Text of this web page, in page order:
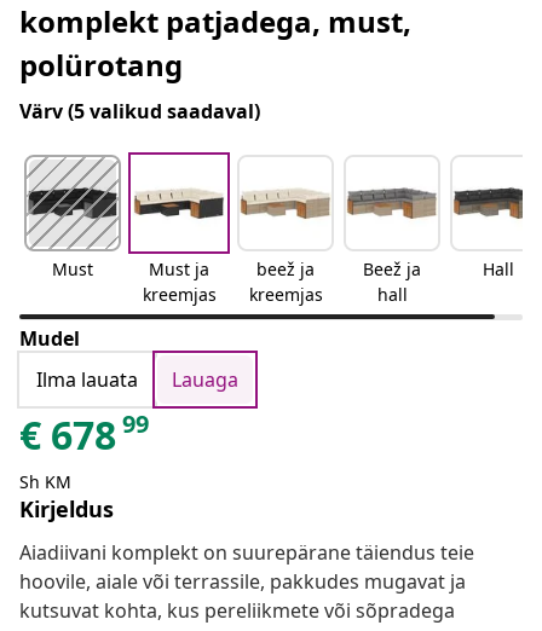
komplekt patjadega, must,
polürotang
Värv(5 valikud saadaval)
Must
Must ja
kreemjas
beež ja
kreemjas
Beež ja
hall
Hall
Mudel
Ilma lauata
Lauaga
€ 67899
Sh KM
Kirjeldus
Aiadiivani komplekt on suurepärane täiendus teie
hoovile, aiale või terrassile, pakkudes mugavat ja
kutsuvat kohta, kus pereliikmete või sõpradega